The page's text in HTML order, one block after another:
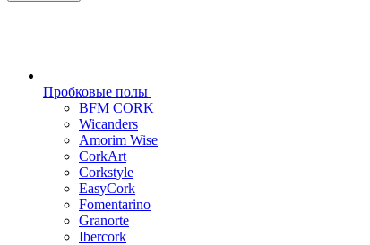
Пробковые полы
BFM CORK
Wicanders
Amorim Wise
CorkArt
Corkstyle
EasyCork
Fomentarino
Granorte
Ibercork